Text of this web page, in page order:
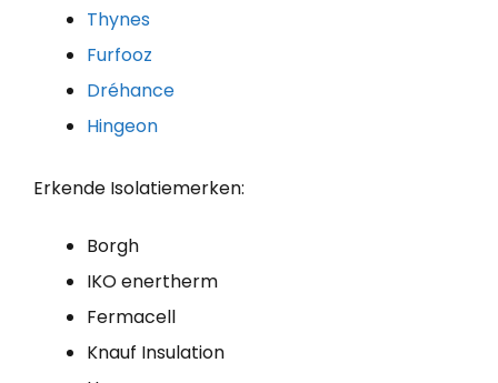
Thynes
Furfooz
Dréhance
Hingeon
Erkende Isolatiemerken:
Borgh
IKO enertherm
Fermacell
Knauf Insulation